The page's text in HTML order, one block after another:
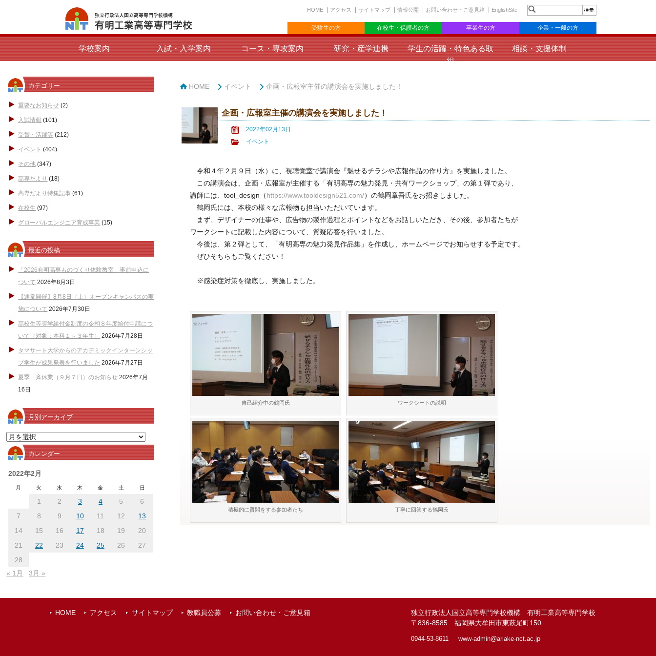
HOME アクセス サイトマップ 情報公開 お問い合わせ・ご意見箱 EnglishSite
受験生の方 在校生・保護者の方 卒業生の方 企業・一般の方
学校案内 入試・入学案内 コース・専攻案内 研究・産学連携
学生の活躍・特色ある取
組
相談・支援体制
カテゴリー
重要なお知らせ (2)
入試情報 (101)
受賞・活躍等 (212)
イベント (404)
その他 (347)
高専だより (18)
高専だより特集記事 (61)
在校生 (97)
グローバルエンジニア育成事業 (15)
最近の投稿
「2026有明高専ものづくり体験教室」事前申込に
ついて 2026年8月3日
【通常開催】8月8日（土）オープンキャンパスの実
施について 2026年7月30日
高校生等奨学給付金制度の令和８年度給付申請につ
いて（対象：本科１～３年生）
2026年7月28日
タマサート大学からのアカデミックインターンシッ
プ学生が成果発表を行いました 2026年7月27日
夏季一斉休業（９月７日）のお知らせ 2026年7月
16日
月別アーカイブ
月
別
ア
ー
カレンダー
2022年2月
月 火 水 木 金 土 日
1 2 3 4 5
6
7
8 9 10 11 12
13
14
15 16 17 18 19
20
21
22 23 24 25 26
27
28
« 1月
3月 »
HOME イベント 企画・広報室主催の講演会を実施しました！
企画・広報室主催の講演会を実施しました！
2022年02月13日
イベント
令和４年２月９日（水）に、視聴覚室で講演会『魅せるチラシや広報作品の作り方』を実施しました。
この講演会は、企画・広報室が主催する「有明高専の魅力発見・共有ワークショップ」の第１弾であり、
講師には、tool_design（https://www.tooldesign521.com/）の鶴岡章吾氏をお招きしました。
鶴岡氏には、本校の様々な広報物も担当いただいています。
まず、デザイナーの仕事や、広告物の製作過程とポイントなどをお話しいただき、その後、参加者たちが
ワークシートに記載した内容について、質疑応答を行いました。
今後は、第２弾として、「有明高専の魅力発見作品集」を作成し、ホームページでお知らせする予定です。
ぜひそちらもご覧ください！
※感染症対策を徹底し、実施しました。
自己紹介中の鶴岡氏 ワークシートの説明
積極的に質問をする参加者たち 丁寧に回答する鶴岡氏
HOME アクセス サイトマップ 教職員公募 お問い合わせ・ご意見箱
独立行政法人国立高等専門学校機構 有明工業高等専門学校
〒836-8585 福岡県大牟田市東萩尾町150
0944-53-8611 www-admin@ariake-nct.ac.jp